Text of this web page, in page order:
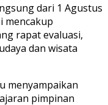
dari 1 Agustus
mencakup
rapat evaluasi,
dan wisata
menyampaikan
pimpinan